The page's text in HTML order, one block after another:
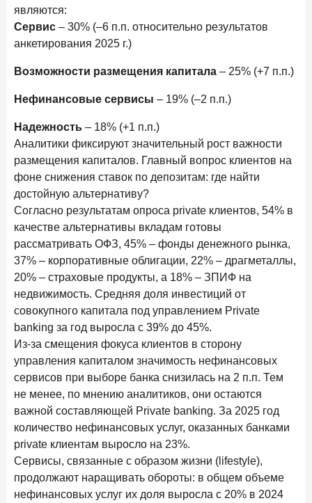
Цифра дня
Средний срок ипотечных кредитов в России
24,9 год к году
Frank Data. Ипотека
15 апреля 2026 года ИССЛЕДОВАНИЕ
Рынок подписок 2026: от гонки за объёмами к битве за
привычку
15 апреля 2026 года
трендов
10 апреля 2026 года ИССЛЕДОВАНИЕ
ДНК современного ипотечного клиента
ИССЛЕДОВАНИЕ
По итогам марта 2026 года объем выдач кредитов
составил 925,7 млрд руб.
26 марта 2026 года ИССЛЕДОВАНИЕ
Не экосистемой единой: как пользователи
распределяют подписки
ИССЛЕДОВАНИЕ
Ипотека. Итоги работы крупнейших ипотечных банков
в феврале 2026 года
18 марта 2026 года ИССЛЕДОВАНИЕ
Банки начали снижать ставки по вкладам еще до
являются:
Сервис – 30% (–6 п.п. относительно результатов
анкетирования 2025 г.)
Возможности размещения капитала – 25% (+7 п.п.)
Нефинансовые сервисы – 19% (–2 п.п.)
Надежность – 18% (+1 п.п.)
Аналитики фиксируют значительный рост важности
размещения капиталов. Главный вопрос клиентов на
фоне снижения ставок по депозитам: где найти
достойную альтернативу?
Согласно результатам опроса private клиентов, 54% в
качестве альтернативы вкладам готовы
рассматривать ОФЗ, 45% – фонды денежного рынка,
37% – корпоративные облигации, 22% – драгметаллы,
20% – страховые продукты, а 18% – ЗПИФ на
недвижимость. Средняя доля инвестиций от
совокупного капитала под управлением Private
banking за год выросла с 39% до 45%.
Из-за смещения фокуса клиентов в сторону
управления капиталом значимость нефинансовых
сервисов при выборе банка снизилась на 2 п.п. Тем
не менее, по мнению аналитиков, они остаются
важной составляющей Private banking. За 2025 год
количество нефинансовых услуг, оказанных банками
private клиентам выросло на 23%.
Сервисы, связанные с образом жизни (lifestyle),
продолжают наращивать обороты: в общем объеме
нефинансовых услуг их доля выросла с 20% в 2024